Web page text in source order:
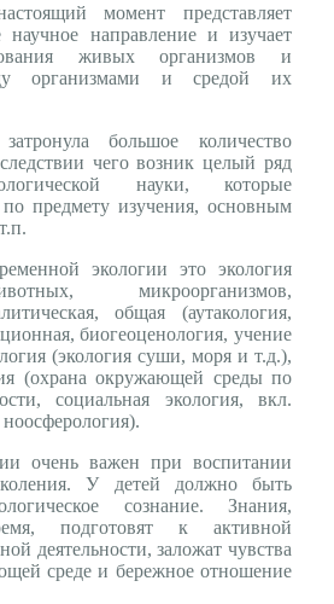
момент представляет
научное направление и изучает
живых организмов и
организмами и средой их
большое количество
чего возник целый ряд
науки, которые
предмету изучения, основным
экологии это экология
микроорганизмов,
общая (аутакология,
биогеоценология, учение
(экология суши, моря и т.д.),
(охрана окружающей среды по
социальная экология, вкл.
очень важен при воспитании
У детей должно быть
сознание. Знания,
подготовят к активной
деятельности, заложат чувства
среде и бережное отношение